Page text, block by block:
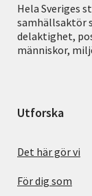
Hela Sveriges
samhällsaktör
delaktighet,
människor,
Utforska
Det här gör vi
För dig som